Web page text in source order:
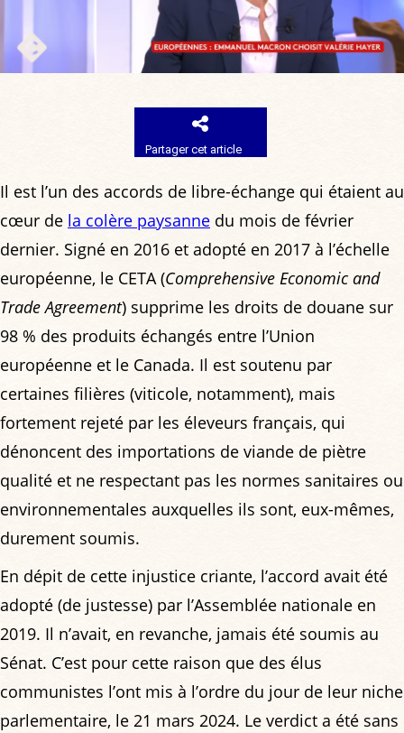
Partager cet article
Il est l’un des accords de libre-échange qui étaient au
cœur de la colère paysanne du mois de février
dernier. Signé en 2016 et adopté en 2017 à l’échelle
européenne, le CETA (Comprehensive Economic and
Trade Agreement) supprime les droits de douane sur
98 % des produits échangés entre l’Union
européenne et le Canada. Il est soutenu par
certaines filières (viticole, notamment), mais
fortement rejeté par les éleveurs français, qui
dénoncent des importations de viande de piètre
qualité et ne respectant pas les normes sanitaires ou
environnementales auxquelles ils sont, eux-mêmes,
durement soumis.
En dépit de cette injustice criante, l’accord avait été
adopté (de justesse) par l’Assemblée nationale en
2019. Il n’avait, en revanche, jamais été soumis au
Sénat. C’est pour cette raison que des élus
communistes l’ont mis à l’ordre du jour de leur niche
parlementaire, le 21 mars 2024. Le verdict a été sans